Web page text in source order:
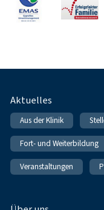
Fußnavigation
Aktuelles
Aus der Klinik
Fort- und Weiterbildung
Veranstaltungen